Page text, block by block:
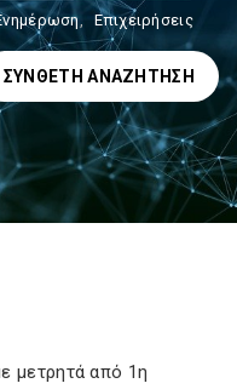
, Επιχειρήσεις
ΣΎΝΘΕΤΗ ΑΝΑΖΉΤΗΣΗ
μετρητά από 1η